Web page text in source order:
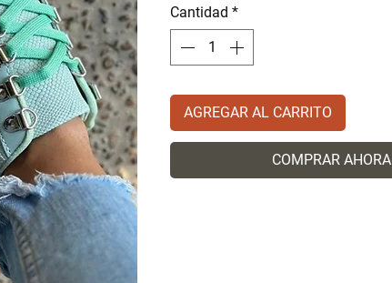
Cantidad *
AGREGAR AL CARRITO
COMPRAR AHORA